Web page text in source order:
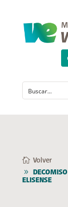
Volver
ELISENSE